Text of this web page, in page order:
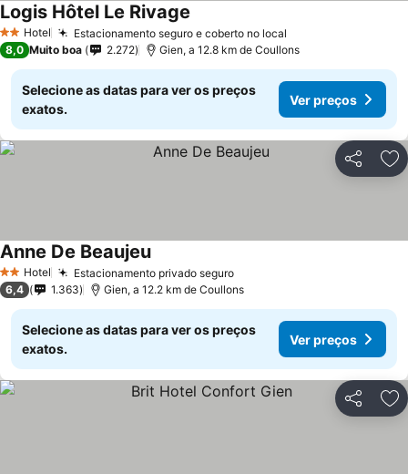
2 Estrelas
Hotel Estacionamento seguro e coberto no local
Logis Hôtel Le Rivage
8,0 Muito boa 2.272 Gien, a 12.8 km de Coullons
Selecione as datas para ver os preços
exatos.
Ver preços
Partilhar
2 Estrelas
Hotel Estacionamento privado seguro
Anne De Beaujeu
6,4 1.363 Gien, a 12.2 km de Coullons
Selecione as datas para ver os preços
exatos.
Ver preços
Partilhar